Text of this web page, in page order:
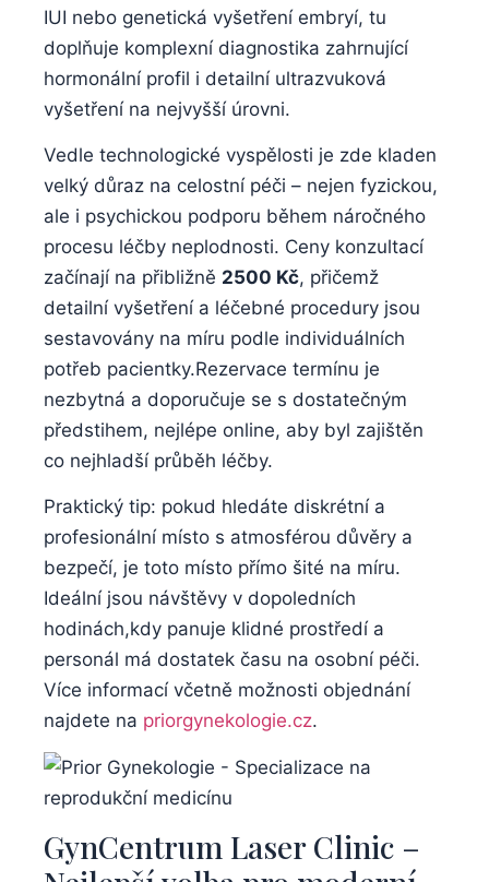
IUI nebo⁤ genetická vyšetření ⁢embryí, tu
doplňuje komplexní diagnostika zahrnující
hormonální profil i ‍detailní ultrazvuková
vyšetření‍ na nejvyšší úrovni.
Vedle technologické vyspělosti je zde kladen
‍velký důraz ⁣na celostní​ péči – nejen fyzickou,
ale i psychickou podporu ⁤během náročného
procesu léčby neplodnosti.⁣ Ceny konzultací
začínají⁤ na přibližně 2500 Kč, ⁣přičemž
detailní vyšetření a léčebné ⁤procedury ​jsou
‌sestavovány na míru‌ podle individuálních
potřeb pacientky.Rezervace ⁣termínu⁣ je
nezbytná ⁢a doporučuje se s ⁤dostatečným
předstihem, nejlépe online, aby⁤ byl zajištěn
co ⁢nejhladší průběh léčby.
Praktický ​tip: pokud hledáte diskrétní‍ a
profesionální místo s atmosférou‍ důvěry⁤ a
⁢bezpečí,‍ je toto místo přímo šité na míru.
Ideální⁤ jsou návštěvy v dopoledních
hodinách,kdy⁣ panuje klidné⁢ prostředí a‍
personál má dostatek ‍času na osobní péči.
Více informací včetně možnosti ⁢objednání
najdete na priorgynekologie.cz.
GynCentrum Laser Clinic –